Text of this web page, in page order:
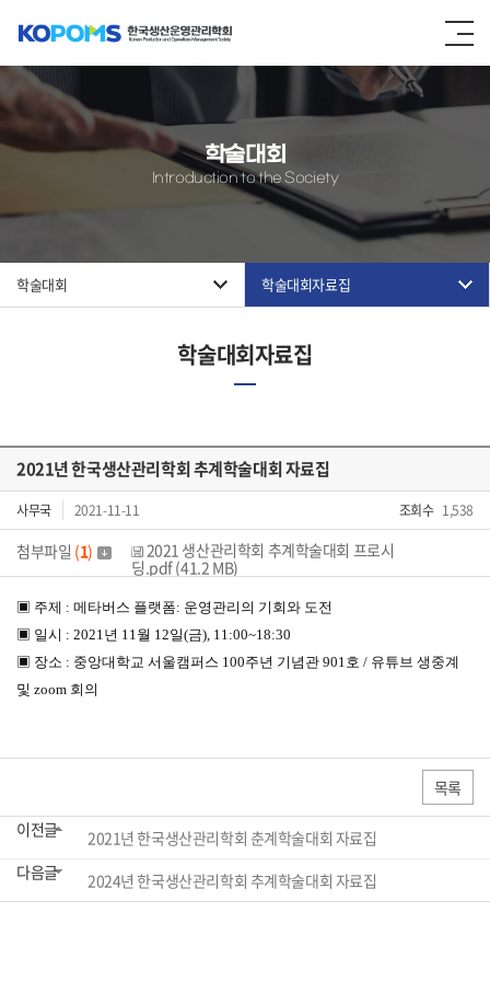
학술대회
Introduction to the Society
학술대회 학술대회자료집
학술대회자료집
2021년 한국생산관리학회 추계학술대회 자료집
사무국 2021-11-11 조회수 1,538
첨부파일 (1)
2021 생산관리학회 추계학술대회 프로시
딩.pdf (41.2 MB)
▣ 주제 : 메타버스 플랫폼: 운영관리의 기회와 도전
▣ 일시 : 2021년 11월 12일(금), 11:00~18:30
▣ 장소 : 중앙대학교 서울캠퍼스 100주년 기념관 901호 / 유튜브 생중계
및 zoom 회의
목록
이전글
2021년 한국생산관리학회 춘계학술대회 자료집
다음글
2024년 한국생산관리학회 추계학술대회 자료집